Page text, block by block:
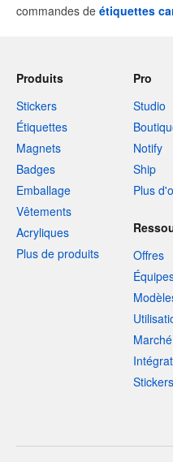
commandes de étiquettes
Produits
Stickers
Étiquettes
Magnets
Badges
Emballage
Vêtements
Acryliques
Plus de produits
Pro
Studio
Notify
Ship
Plus
Offres
Marché